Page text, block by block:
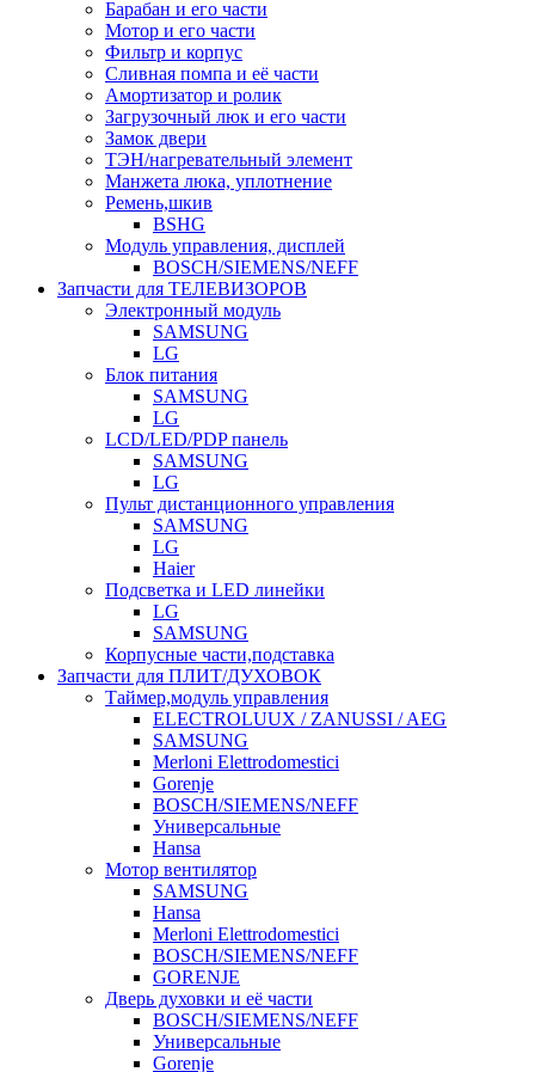
Барабан и его части
Мотор и его части
Фильтр и корпус
Сливная помпа и её части
Амортизатор и ролик
Загрузочный люк и его части
Замок двери
ТЭН/нагревательный элемент
Манжета люка, уплотнение
Ремень,шкив
BSHG
Модуль управления, дисплей
BOSCH/SIEMENS/NEFF
Запчасти для ТЕЛЕВИЗОРОВ
Электронный модуль
SAMSUNG
LG
Блок питания
SAMSUNG
LG
LCD/LED/PDP панель
SAMSUNG
LG
Пульт дистанционного управления
SAMSUNG
LG
Haier
Подсветка и LED линейки
LG
SAMSUNG
Корпусные части,подставка
Запчасти для ПЛИТ/ДУХОВОК
Таймер,модуль управления
ELECTROLUUX / ZANUSSI / AEG
SAMSUNG
Merloni Elettrodomestici
Gorenje
BOSCH/SIEMENS/NEFF
Универсальные
Hansa
Мотор вентилятор
SAMSUNG
Hansa
Merloni Elettrodomestici
BOSCH/SIEMENS/NEFF
GORENJE
Дверь духовки и её части
BOSCH/SIEMENS/NEFF
Универсальные
Gorenje